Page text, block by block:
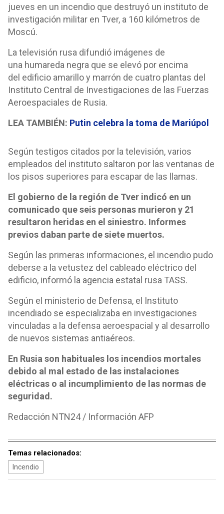
jueves en un incendio que destruyó un instituto de
investigación militar en Tver, a 160 kilómetros de
Moscú.
La televisión rusa difundió imágenes de
una humareda negra que se elevó por encima
del edificio amarillo y marrón de cuatro plantas del
Instituto Central de Investigaciones de las Fuerzas
Aeroespaciales de Rusia.
LEA TAMBIÉN: Putin celebra la toma de Mariúpol
Según testigos citados por la televisión, varios
empleados del instituto saltaron por las ventanas de
los pisos superiores para escapar de las llamas.
El gobierno de la región de Tver indicó en un
comunicado que seis personas murieron y 21
resultaron heridas en el siniestro. Informes
previos daban parte de siete muertos.
Según las primeras informaciones, el incendio pudo
deberse a la vetustez del cableado eléctrico del
edificio, informó la agencia estatal rusa TASS.
Según el ministerio de Defensa, el Instituto
incendiado se especializaba en investigaciones
vinculadas a la defensa aeroespacial y al desarrollo
de nuevos sistemas antiaéreos.
En Rusia son habituales los incendios mortales
debido al mal estado de las instalaciones
eléctricas o al incumplimiento de las normas de
seguridad.
Redacción NTN24 / Información AFP
Temas relacionados:
Incendio